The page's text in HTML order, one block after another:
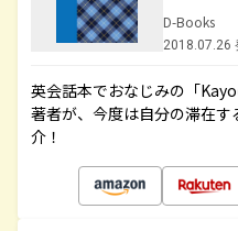
D-Books
2018.07.26
英会話本でおなじみの「
著者が、今度は自分の滞在
介！